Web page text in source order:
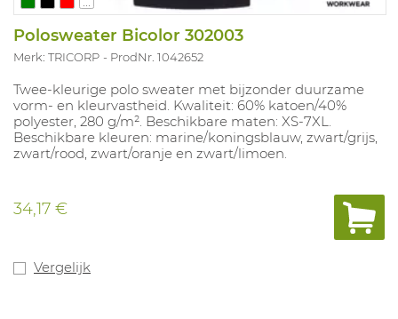
Polosweater Bicolor 302003
Merk: TRICORP ProdNr. 1042652
Twee-kleurige polo sweater met bijzonder duurzame
vorm- en kleurvastheid. Kwaliteit: 60% katoen/40%
polyester, 280 g/m². Beschikbare maten: XS-7XL.
Beschikbare kleuren: marine/koningsblauw, zwart/grijs,
zwart/rood, zwart/oranje en zwart/limoen.
34,17 €
Vergelijk